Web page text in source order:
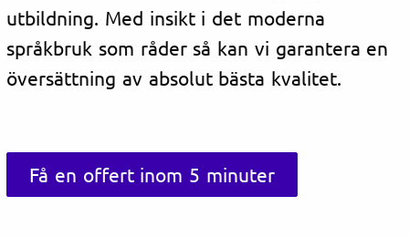
utbildning. Med insikt i det moderna
språkbruk som råder så kan vi garantera en
översättning av absolut bästa kvalitet.
Få en offert inom 5 minuter